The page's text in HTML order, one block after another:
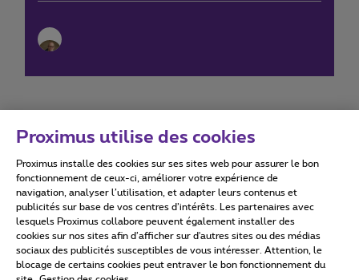
Conditions d'utilisation Accessibility statement
Tous droits réservés. © 2026 Proximus
Proximus utilise des cookies
Proximus installe des cookies sur ses sites web pour assurer le bon
fonctionnement de ceux-ci, améliorer votre expérience de
navigation, analyser l’utilisation, et adapter leurs contenus et
publicités sur base de vos centres d’intérêts. Les partenaires avec
lesquels Proximus collabore peuvent également installer des
cookies sur nos sites afin d’afficher sur d'autres sites ou des médias
sociaux des publicités susceptibles de vous intéresser. Attention, le
blocage de certains cookies peut entraver le bon fonctionnement du